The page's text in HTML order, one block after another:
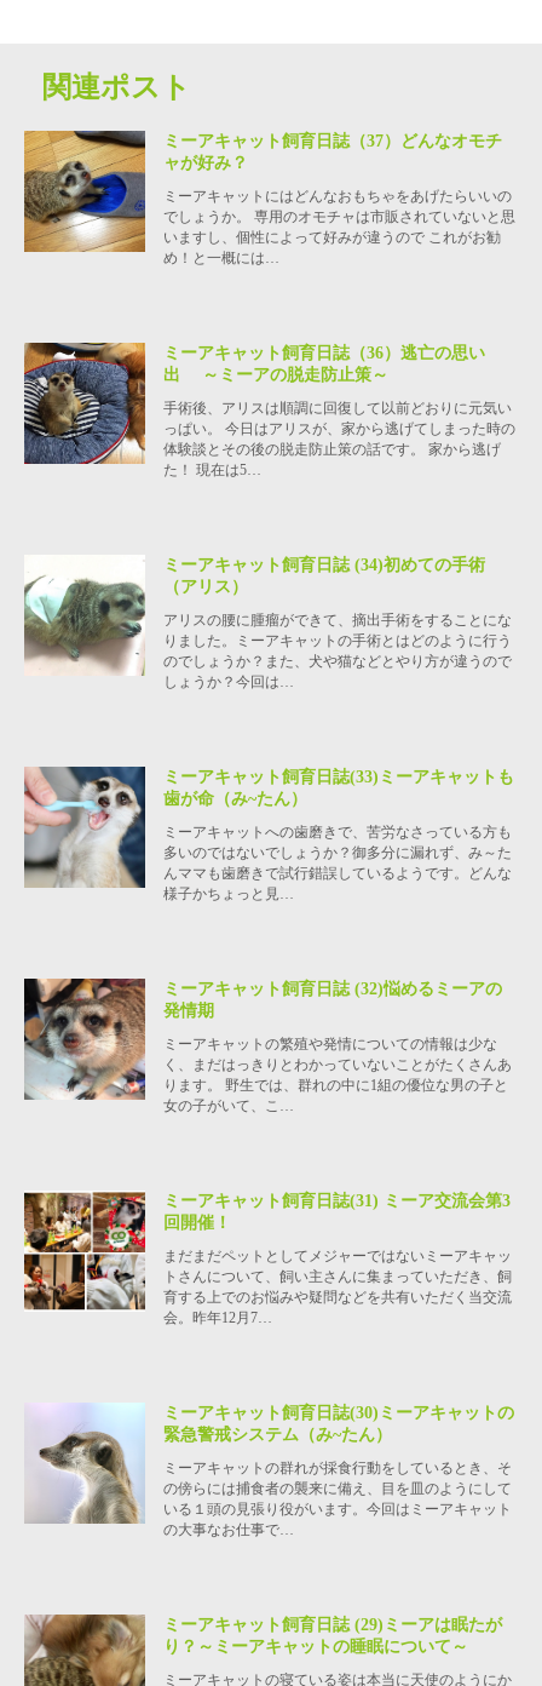
関連ポスト
ミーアキャット飼育日誌（37）どんなオモチ
ャが好み？
ミーアキャットにはどんなおもちゃをあげたらいいの
でしょうか。 専用のオモチャは市販されていないと思
いますし、個性によって好みが違うので これがお勧
め！と一概には…
ミーアキャット飼育日誌（36）逃亡の思い
出 ～ミーアの脱走防止策～
手術後、アリスは順調に回復して以前どおりに元気い
っぱい。 今日はアリスが、家から逃げてしまった時の
体験談とその後の脱走防止策の話です。 家から逃げ
た！ 現在は5…
ミーアキャット飼育日誌 (34)初めての手術
（アリス）
アリスの腰に腫瘤ができて、摘出手術をすることにな
りました。ミーアキャットの手術とはどのように行う
のでしょうか？また、犬や猫などとやり方が違うので
しょうか？今回は…
ミーアキャット飼育日誌(33)ミーアキャットも
歯が命（み~たん）
ミーアキャットへの歯磨きで、苦労なさっている方も
多いのではないでしょうか？御多分に漏れず、み～た
んママも歯磨きで試行錯誤しているようです。どんな
様子かちょっと見…
ミーアキャット飼育日誌 (32)悩めるミーアの
発情期
ミーアキャットの繁殖や発情についての情報は少な
く、まだはっきりとわかっていないことがたくさんあ
ります。 野生では、群れの中に1組の優位な男の子と
女の子がいて、こ…
ミーアキャット飼育日誌(31) ミーア交流会第3
回開催！
まだまだペットとしてメジャーではないミーアキャッ
トさんについて、飼い主さんに集まっていただき、飼
育する上でのお悩みや疑問などを共有いただく当交流
会。昨年12月7…
ミーアキャット飼育日誌(30)ミーアキャットの
緊急警戒システム（み~たん）
ミーアキャットの群れが採食行動をしているとき、そ
の傍らには捕食者の襲来に備え、目を皿のようにして
いる１頭の見張り役がいます。今回はミーアキャット
の大事なお仕事で…
ミーアキャット飼育日誌 (29)ミーアは眠たが
り？～ミーアキャットの睡眠について～
ミーアキャットの寝ている姿は本当に天使のようにか